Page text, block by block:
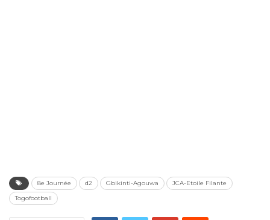
8e Journée d2 Gbikinti-Agouwa
JCA-Etoile Filante
Togofootball